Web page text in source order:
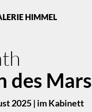
HIMMEL
des Mars
2025 | im Kabinett